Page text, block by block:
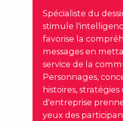
Spécialiste du
stimule
favorise la
messages en
service de la
Personnages,
histoires, stratégies
d'entreprise
yeux des